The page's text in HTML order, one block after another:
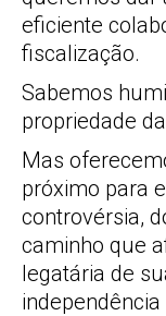
eficiente
fiscalização.
Sabemos
propriedade
Mas
próximo para
controvérsia,
caminho que
legatária de